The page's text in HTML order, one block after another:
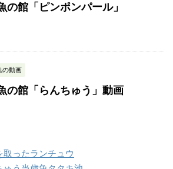
の館「ピンポンパール」
の動画
の館「らんちゅう」動画
取ったランチュウ